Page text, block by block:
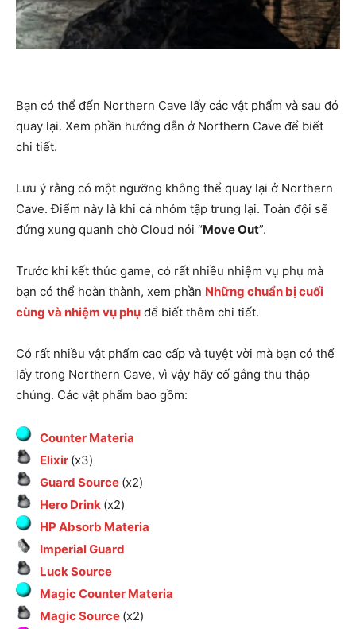
Bạn có thể đến Northern Cave lấy các vật phẩm và sau đó
quay lại. Xem phần hướng dẫn ở Northern Cave để biết
chi tiết.
Lưu ý rằng có một ngưỡng không thể quay lại ở Northern
Cave. Điểm này là khi cả nhóm tập trung lại. Toàn đội sẽ
đứng xung quanh chờ Cloud nói “Move Out”.
Trước khi kết thúc game, có rất nhiều nhiệm vụ phụ mà
bạn có thể hoàn thành, xem phần Những chuẩn bị cuối
cùng và nhiệm vụ phụ để biết thêm chi tiết.
Có rất nhiều vật phẩm cao cấp và tuyệt vời mà bạn có thể
lấy trong Northern Cave, vì vậy hãy cố gắng thu thập
chúng. Các vật phẩm bao gồm:
Counter Materia
Elixir (x3)
Guard Source (x2)
Hero Drink (x2)
HP Absorb Materia
Imperial Guard
Luck Source
Magic Counter Materia
Magic Source (x2)